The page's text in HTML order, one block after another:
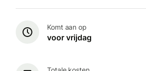
Komt aan op
voor vrijdag